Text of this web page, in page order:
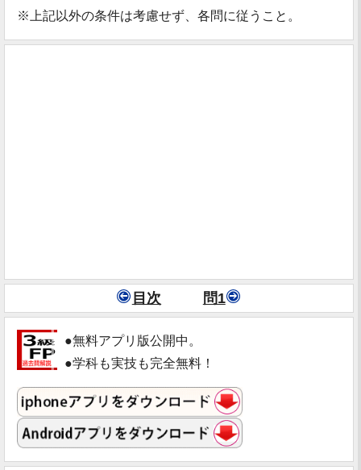
※上記以外の条件は考慮せず、各問に従うこと。
目次 問1
●無料アプリ版公開中。
●学科も実技も完全無料！